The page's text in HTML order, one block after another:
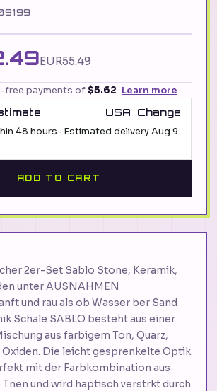
EUR55.49
free payments of$5.62 Learn more
USA
Change
48 hours · Estimated deliveryAug 9
ADD TO CART
2er-Set Sablo Stone, Keramik,
unter AUSNAHMEN
und rau als ob Wasser ber Sand
Schale SABLO besteht aus einer
aus farbigem Ton, Quarz,
Oxiden. Die leicht gesprenkelte Optik
mit der Farbkombination aus
Tnen und wird haptisch verstrkt durch